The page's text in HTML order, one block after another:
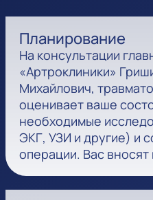
Планирование
На консультации
«Артроклиники»
Михайлович,
оценивает ваше
необходимые
ЭКГ, УЗИ и другие) и
операции. Вас вносят